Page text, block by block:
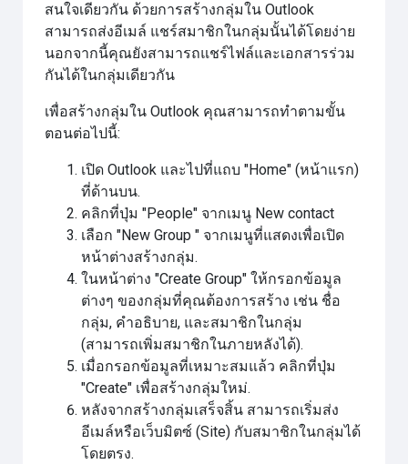
สนใจเดียวกัน ด้วยการสร้างกลุ่มใน Outlook
สามารถส่งอีเมล์ แชร์สมาชิกในกลุ่มนั้นได้โดยง่าย
นอกจากนี้คุณยังสามารถแชร์ไฟล์และเอกสารร่วม
กันได้ในกลุ่มเดียวกัน
เพื่อสร้างกลุ่มใน Outlook คุณสามารถทำตามขั้น
ตอนต่อไปนี้:
เปิด Outlook และไปที่แถบ "Home" (หน้าแรก)
ที่ด้านบน.
คลิกที่ปุ่ม "People" จากเมนู New contact
เลือก "New Group " จากเมนูที่แสดงเพื่อเปิด
หน้าต่างสร้างกลุ่ม.
ในหน้าต่าง "Create Group" ให้กรอกข้อมูล
ต่างๆ ของกลุ่มที่คุณต้องการสร้าง เช่น ชื่อ
กลุ่ม, คำอธิบาย, และสมาชิกในกลุ่ม
(สามารถเพิ่มสมาชิกในภายหลังได้).
เมื่อกรอกข้อมูลที่เหมาะสมแล้ว คลิกที่ปุ่ม
"Create" เพื่อสร้างกลุ่มใหม่.
หลังจากสร้างกลุ่มเสร็จสิ้น สามารถเริ่มส่ง
อีเมล์หรือเว็บมิตซ์ (Site) กับสมาชิกในกลุ่มได้
โดยตรง.